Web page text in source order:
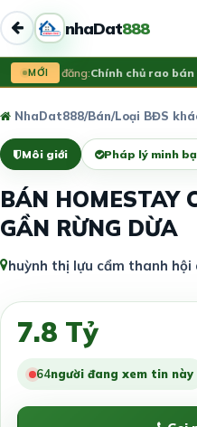
nhaDat888
MỚI
Vừa đăng:Chính chủ rao bán
NhaDat888/Bán/Loại BĐS
Môi giới Pháp lý minh
BÁN HOMESTAY
GẦN RỪNG DỪA
huỳnh thị lựu cẩm thanh hội
7.8 Tỷ
64người đang xem tin này